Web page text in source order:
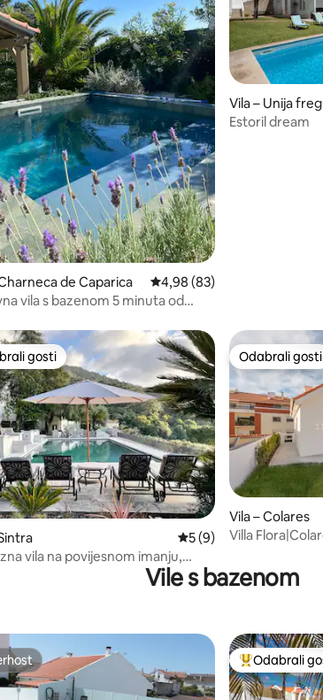
5/5, recenzija: 21
de Caparica Prosječna ocjena: 4,98/5,
4,98 (83)
vila s bazenom 5 minuta od
Vila – Unija
toril
Estoril dream
5/5, recenzija: 57
gosti
gosti
Prosječna ocjena: 5/5,
5 (9)
vila na povijesnom imanju,
Odabrali gosti
Odabrali gosti
Vila – Colares
Villa
Vile s bazenom
Među najviše
Odabrali